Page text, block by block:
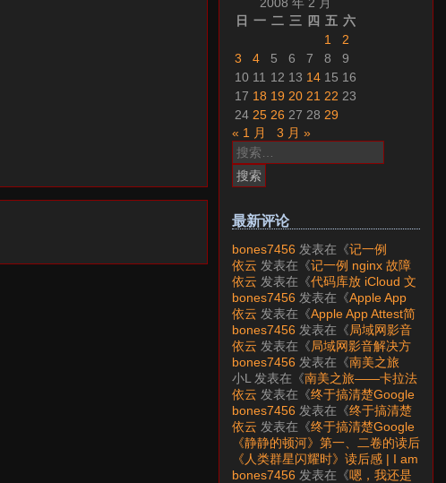
日 一 二 三 四 五 六
1
2
3
4 5 6 7 8
9
10 11 12 13 14 15 16
17 18 19 20 21 22 23
24 25 26 27 28 29
« 1 月
3 月 »
搜
索：
最新评论
bones7456 发表在《记一例
nginx 故障分析》
依云 发表在《记一例 nginx 故障
分析 》
依云 发表在《代码库放 iCloud 文
件夹会怎样？》
bones7456 发表在《Apple App
Attest简介》
依云 发表在《Apple App Attest简
介》
bones7456 发表在《局域网影音
解决方案——Jellyfin》
依云 发表在《局域网影音解决方
案——Jellyfin》
bones7456 发表在《南美之旅
——卡拉法特看莫雷诺大冰川》
小L 发表在《南美之旅——卡拉法
特看莫雷诺大冰川》
依云 发表在《终于搞清楚Google
账号的所属国家的逻辑了》
bones7456 发表在《终于搞清楚
Google账号的所属国家的逻辑
了》
依云 发表在《终于搞清楚Google
账号的所属国家的逻辑了》
《静静的顿河》第一、二卷的读后
感 | I am LAZY bones?发表在
《《人类群星闪耀时》读后感》
《人类群星闪耀时》读后感 | I am
LAZY bones?发表在《
《显微镜
bones7456 发表在《嗯，我还是